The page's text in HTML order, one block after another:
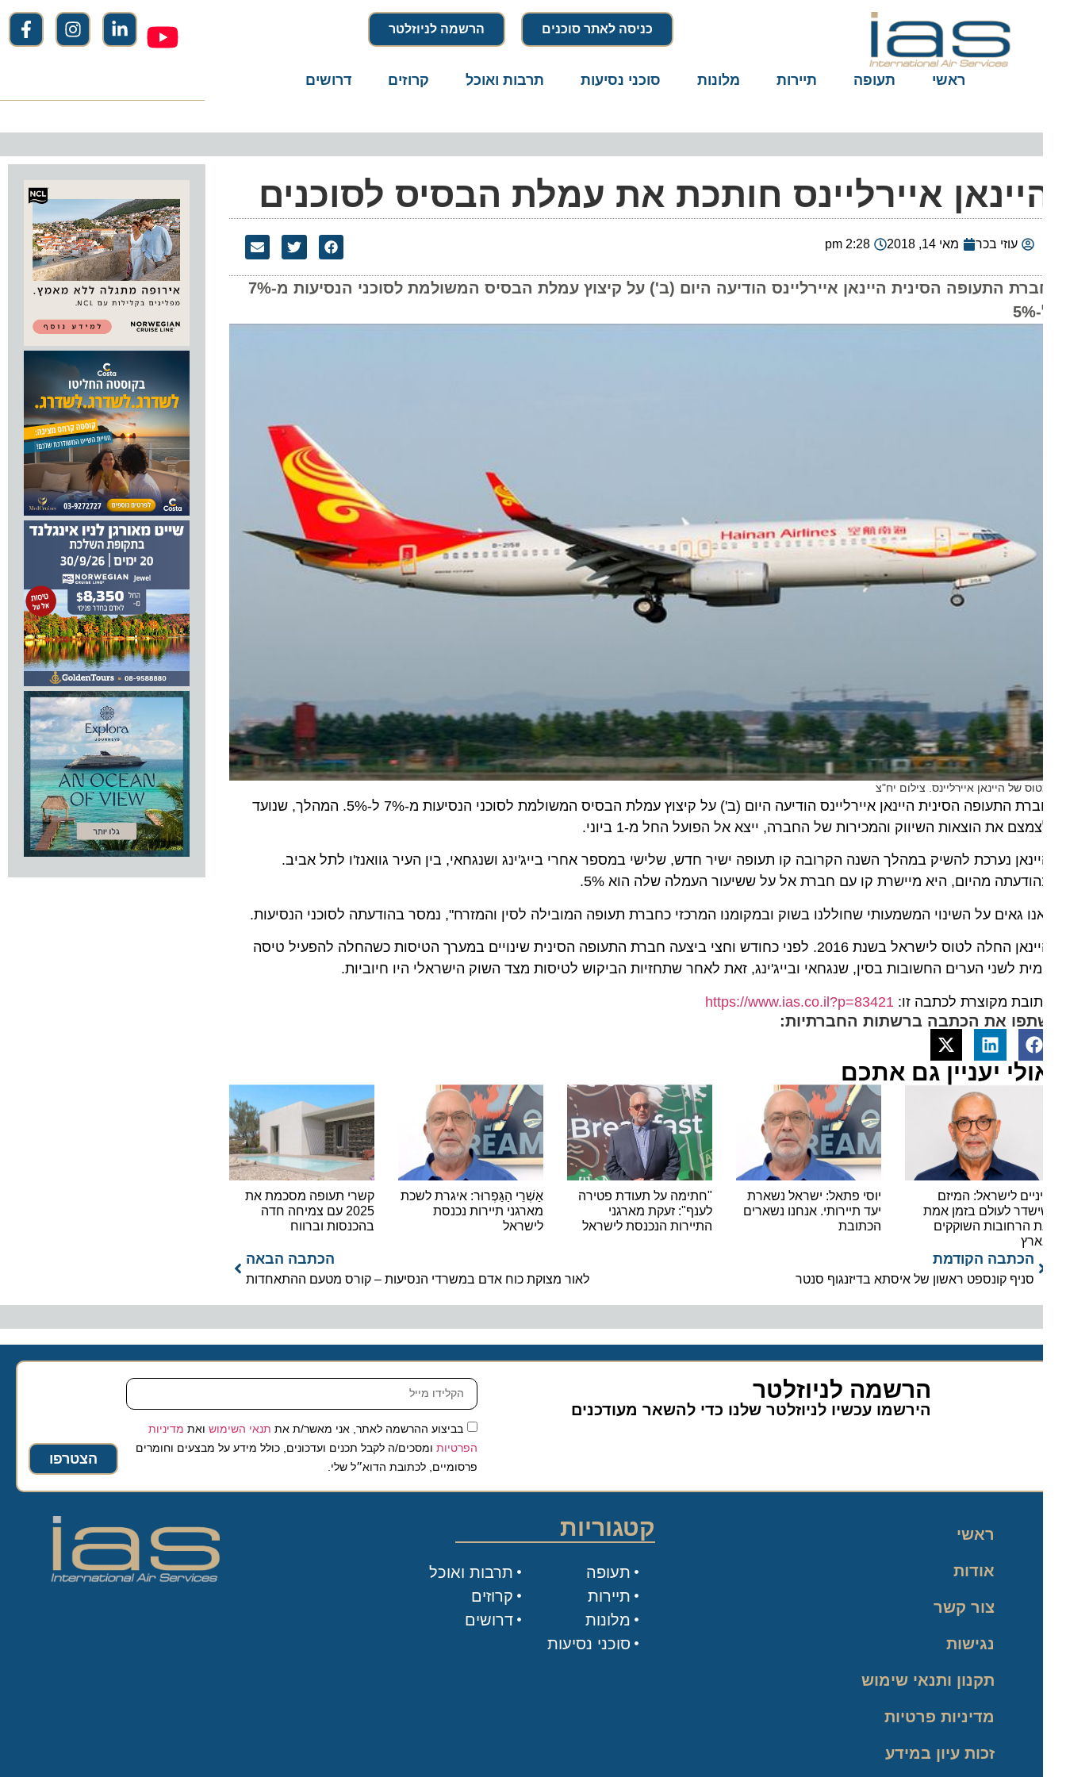
כניסה לאתר סוכנים הרשמה לניוזלטר
ראשי תעופה תיירות מלונות סוכני נסיעות תרבות ואוכל קרוזים דרושים
איירליינס חותכת את עמלת הבסיס לסוכנים
עוזי בכר מאי 14, 2018 2:28 pm
חברת התעופה הסינית היינאן איירליינס הודיעה היום (ב') על קיצוץ עמלת הבסיס המשולמת לסוכני הנסיעות מ-7%
של היינאן איירליינס. צילום יח"צ
חברת התעופה הסינית היינאן איירליינס הודיעה היום (ב') על קיצוץ עמלת הבסיס המשולמת לסוכני הנסיעות מ-7% ל-5%. המהלך, שנועד
את הוצאות השיווק והמכירות של החברה, ייצא אל הפועל החל מ-1 ביוני.
נערכת להשיק במהלך השנה הקרובה קו תעופה ישיר חדש, שלישי במספר אחרי בייג'ינג ושנגחאי, בין העיר גוואנז'ו לתל אביב.
מהיום, היא מיישרת קו עם חברת אל על ששיעור העמלה שלה הוא 5%.
גאים על השינוי המשמעותי שחוללנו בשוק ובמקומנו המרכזי כחברת תעופה המובילה לסין והמזרח", נמסר בהודעתה לסוכני הנסיעות.
היינאן החלה לטוס לישראל בשנת 2016. לפני כחודש וחצי ביצעה חברת התעופה הסינית שינויים במערך הטיסות כשהחלה להפעיל טיסה
לשני הערים החשובות בסין, שנגחאי ובייג'ינג, זאת לאחר שתחזיות הביקוש לטיסות מצד השוק הישראלי היו חיוביות.
מקוצרת לכתבה זו:https://www.ias.co.il?p=83421
את הכתבה ברשתות החברתיות:
יעניין גם אתכם
לישראל: המיזם
לעולם בזמן אמת
הרחובות השוקקים
יוסי פתאל: ישראל נשארת
יעד תיירותי. אנחנו נשארים
הכתובת
"חתימה על תעודת פטירה
לענף": זעקת מארגני
התיירות הנכנסת לישראל
אַשְׁרֵי הַגַּפְרוּר: איגרת לשכת
מארגני תיירות נכנסת
לישראל
קשרי תעופה מסכמת את
2025 עם צמיחה חדה
בהכנסות וברווח
הכתבה הקודמת
סניף קונספט ראשון של איסתא בדיזנגוף סנטר
הכתבה הבאה
לאור מצוקת כוח אדם במשרדי הנסיעות – קורס מטעם ההתאחדות
הרשמה לניוזלטר
הירשמו עכשיו לניוזלטר שלנו כדי להשאר מעודכנים
בביצוע ההרשמה לאתר, אני מאשר/ת אתתנאי השימושואת מדיניות
הפרטיותומסכים/ה לקבל תכנים ועדכונים, כולל מידע על מבצעים וחומרים
פרסומיים, לכתובת הדוא״ל שלי.
הצטרפו
ראשי
אודות
צור קשר
נגישות
תקנון ותנאי שימוש
מדיניות פרטיות
זכות עיון במידע
קטגוריות
תעופה
תיירות
מלונות
סוכני נסיעות
תרבות ואוכל
קרוזים
דרושים